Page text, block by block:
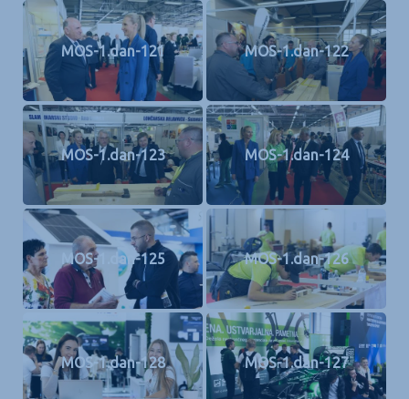
MOS-1.dan-121 MOS-1.dan-122
MOS-1.dan-123 MOS-1.dan-124
MOS-1.dan-125 MOS-1.dan-126
MOS-1.dan-128 MOS-1.dan-127